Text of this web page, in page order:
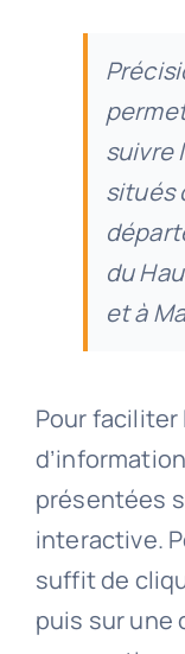
suivre
situés
du
et à
Pour faciliter
présentées
interactive.
suffit de
puis sur une